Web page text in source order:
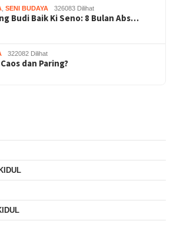
SENI BUDAYA 326083 Dilihat
Budi Baik Ki Seno: 8 Bulan Abs…
322082 Dilihat
dan Paring?